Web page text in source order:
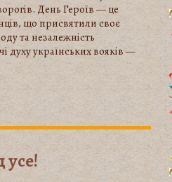
День Героїв — це
що присвятили своє
та незалежність
духу українських вояків —
усе!